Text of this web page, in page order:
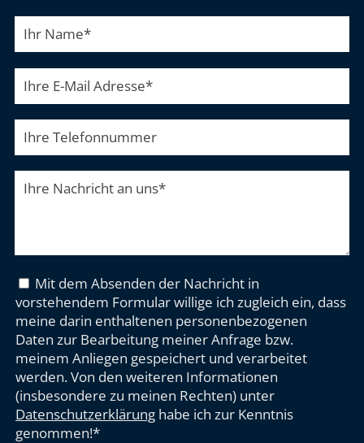
Ihr Name*
Ihre E-Mail Adresse*
Ihre Telefonnummer
Ihre Nachricht an uns*
Mit dem Absenden der Nachricht in
vorstehendem Formular willige ich zugleich ein, dass
meine darin enthaltenen personenbezogenen
Daten zur Bearbeitung meiner Anfrage bzw.
meinem Anliegen gespeichert und verarbeitet
werden. Von den weiteren Informationen
(insbesondere zu meinen Rechten) unter
Datenschutzerklärung habe ich zur Kenntnis
genommen!*